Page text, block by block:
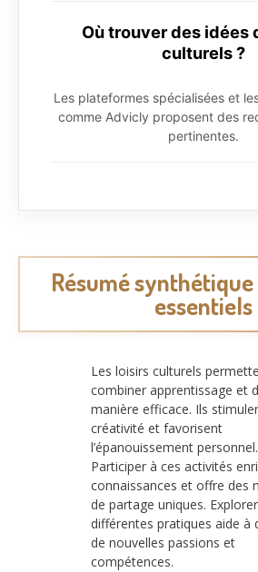
Où trouver des idées
culturels ?
Les plateformes spécialisées et
comme Advicly proposent des
pertinentes.
Résumé
essentiels
Les loisirs culturels
combiner apprentissage et
manière efficace. Ils
créativité et favorisent
l’épanouissement personnel.
Participer à ces activités
connaissances et offre des
de partage uniques. Explorer
différentes pratiques aide à
de nouvelles passions et
compétences.